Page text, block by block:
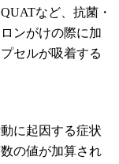
など、抗菌・
ンがけの際に加
セルが吸着する
に起因する症状
の値が加算され